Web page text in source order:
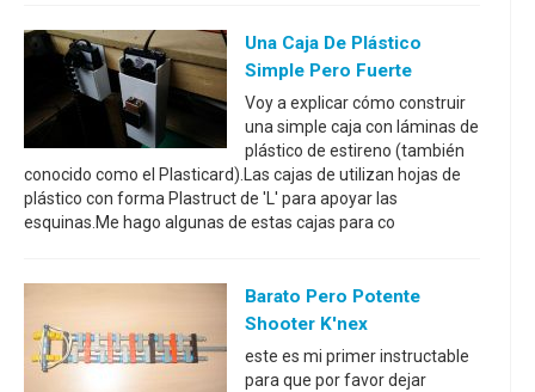
Una Caja De Plástico
Simple Pero Fuerte
Voy a explicar cómo construir
una simple caja con láminas de
plástico de estireno (también
conocido como el Plasticard).Las cajas de utilizan hojas de
plástico con forma Plastruct de 'L' para apoyar las
esquinas.Me hago algunas de estas cajas para co
Barato Pero Potente
Shooter K'nex
este es mi primer instructable
para que por favor dejar